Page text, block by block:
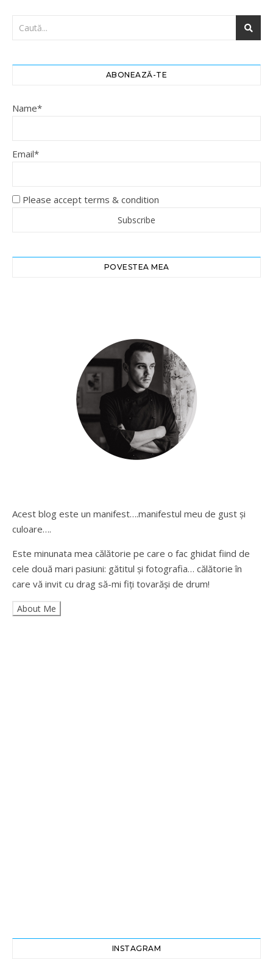
ABONEAZĂ-TE
Name*
Email*
Please accept terms & condition
POVESTEA MEA
Acest blog este un manifest….manifestul meu de gust și
culoare….
Este minunata mea călătorie pe care o fac ghidat fiind de
cele două mari pasiuni: gătitul și fotografia… călătorie în
care vă invit cu drag să-mi fiți tovarăși de drum!
INSTAGRAM